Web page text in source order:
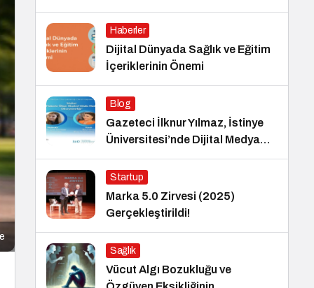
Haberler
Dijital Dünyada Sağlık ve Eğitim
İçeriklerinin Önemi
Blog
Gazeteci İlknur Yılmaz, İstinye
Üniversitesi’nde Dijital Medya
Okuryazarlığı Dersinin Konuğu
Oldu
Startup
Marka 5.0 Zirvesi (2025)
Gerçekleştirildi!
Sağlık
Vücut Algı Bozukluğu ve